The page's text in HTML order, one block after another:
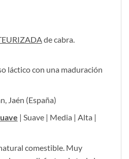
de cabra.
láctico con una maduración
Jaén (España)
| Suave | Media | Alta |
comestible. Muy